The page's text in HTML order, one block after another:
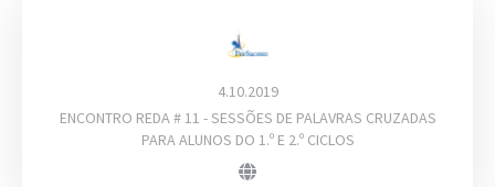
4.10.2019
ENCONTRO REDA # 11 - SESSÕES DE PALAVRAS CRUZADAS
PARA ALUNOS DO 1.º E 2.º CICLOS